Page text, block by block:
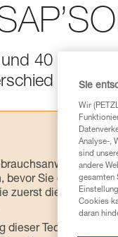
40 sind
liegt im
bevor Sie diesen zu
zuerst die in der
dieser Techniken
Sie
Wir
Analyse-,
sind
andere
gesamten
Cookies
daran